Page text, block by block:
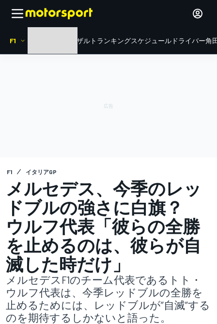
F1 リザルト ランキングスケジュール ドライバー角
F1 イタリアGP
メルセデス、今季のレッ
ドブルの強さに白旗？
ウルフ代表「彼らの全勝
を止めるのは、彼らが自
滅した時だけ」
メルセデスF1のチーム代表であるトト・
ウルフ代表は、今季レッドブルの全勝を
止めるためには、レッドブルが”自滅”する
のを期待するしかないと語った。